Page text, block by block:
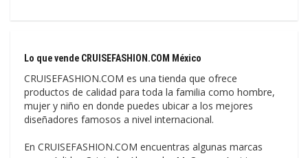
Lo que vende CRUISEFASHION.COM México
CRUISEFASHION.COM es una tienda que ofrece
productos de calidad para toda la familia como hombre,
mujer y niño en donde puedes ubicar a los mejores
diseñadores famosos a nivel internacional.
En CRUISEFASHION.COM encuentras algunas marcas